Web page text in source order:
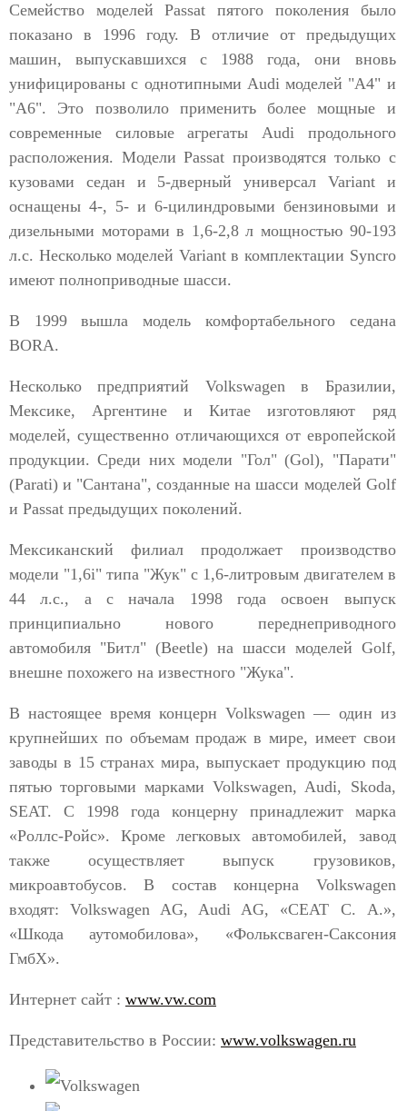
Семейство моделей Passat пятого поколения было
показано в 1996 году. В отличие от предыдущих
машин, выпускавшихся с 1988 года, они вновь
унифицированы с однотипными Audi моделей "А4" и
"А6". Это позволило применить более мощные и
современные силовые агрегаты Audi продольного
расположения. Модели Passat производятся только с
кузовами седан и 5-дверный универсал Variant и
оснащены 4-, 5- и 6-цилиндровыми бензиновыми и
дизельными моторами в 1,6-2,8 л мощностью 90-193
л.с. Несколько моделей Variant в комплектации Syncro
имеют полноприводные шасси.
В 1999 вышла модель комфортабельного седана
BORA.
Несколько предприятий Volkswagen в Бразилии,
Мексике, Аргентине и Китае изготовляют ряд
моделей, существенно отличающихся от европейской
продукции. Среди них модели "Гол" (Gol), "Парати"
(Parati) и "Сантана", созданные на шасси моделей Golf
и Passat предыдущих поколений.
Мексиканский филиал продолжает производство
модели "1,6i" типа "Жук" с 1,6-литровым двигателем в
44 л.с., а с начала 1998 года освоен выпуск
принципиально нового переднеприводного
автомобиля "Битл" (Beetle) на шасси моделей Golf,
внешне похожего на известного "Жука".
В настоящее время концерн Volkswagen — один из
крупнейших по объемам продаж в мире, имеет свои
заводы в 15 странах мира, выпускает продукцию под
пятью торговыми марками Volkswagen, Audi, Skoda,
SEAT. С 1998 года концерну принадлежит марка
«Роллс-Ройс». Кроме легковых автомобилей, завод
также осуществляет выпуск грузовиков,
микроавтобусов. В состав концерна Volkswagen
входят: Volkswagen AG, Audi AG, «СЕАТ С. А.»,
«Шкода аутомобилова», «Фольксваген-Саксония
ГмбХ».
Интернет сайт : www.vw.com
Представительство в России: www.volkswagen.ru